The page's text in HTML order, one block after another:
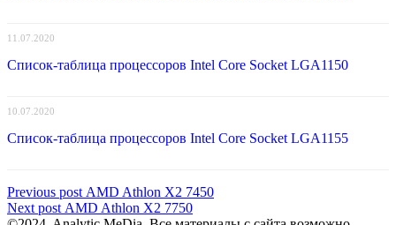
11.07.2020
Список-таблица процессоров Intel Core Socket LGA1150
10.07.2020
Список-таблица процессоров Intel Core Socket LGA1155
Навигация
по
Previous post Previous
post:
AMD Athlon X2 7450
Next post Next
AMD Athlon X2 7750